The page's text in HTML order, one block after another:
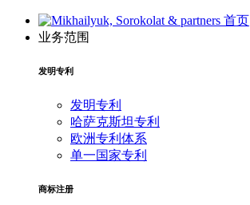
首页
业务范围
发明专利
发明专利
哈萨克斯坦专利
欧洲专利体系
单一国家专利
商标注册